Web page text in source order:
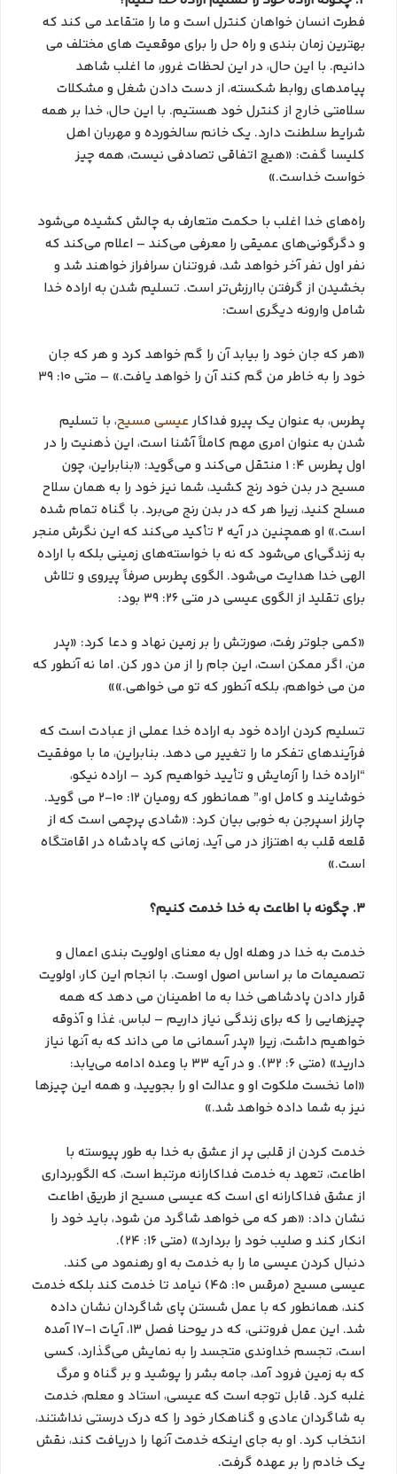
فطرت انسان خواهان کنترل است و ما را متقاعد می کند که
بهترین زمان بندی و راه حل را برای موقعیت های مختلف می
دانیم. با این حال، در این لحظات غرور، ما اغلب شاهد
پیامدهای روابط شکسته، از دست دادن شغل و مشکلات
سلامتی خارج از کنترل خود هستیم. با این حال، خدا بر همه
شرایط سلطنت دارد. یک خانم سالخورده و مهربان اهل
کلیسا گفت: «هیچ اتفاقی تصادفی نیست، همه چیز
خواست خداست.»
راه‌های خدا اغلب با حکمت متعارف به چالش کشیده می‌شود
و دگرگونی‌های عمیقی را معرفی می‌کند – اعلام می‌کند که
نفر اول نفر آخر خواهد شد، فروتنان سرافراز خواهند شد و
بخشیدن از گرفتن باارزش‌تر است. تسلیم شدن به اراده خدا
شامل وارونه دیگری است:
«هر که جان خود را بیابد آن را گم خواهد کرد و هر که جان
خود را به خاطر من گم کند آن را خواهد یافت.» – متی ۱۰: ۳۹
پطرس، به عنوان یک پیرو فداکارعیسی مسیح، با تسلیم
شدن به عنوان امری مهم کاملاً آشنا است، این ذهنیت را در
اول پطرس ۴: ۱ منتقل می‌کند و می‌گوید: «بنابراین، چون
مسیح در بدن خود رنج کشید، شما نیز خود را به همان سلاح
مسلح کنید، زیرا هر که در بدن رنج می‌برد. با گناه تمام شده
است.» او همچنین در آیه ۲ تأکید می‌کند که این نگرش منجر
به زندگی‌ای می‌شود که نه با خواسته‌های زمینی بلکه با اراده
الهی خدا هدایت می‌شود. الگوی پطرس صرفاً پیروی و تلاش
برای تقلید از الگوی عیسی در متی ۲۶: ۳۹ بود:
«کمی جلوتر رفت، صورتش را بر زمین نهاد و دعا کرد: «پدر
من، اگر ممکن است، این جام را از من دور کن. اما نه آنطور که
من می خواهم، بلکه آنطور که تو می خواهی.»»
تسلیم کردن اراده خود به اراده خدا عملی از عبادت است که
فرآیندهای تفکر ما را تغییر می دهد. بنابراین، ما با موفقیت
“اراده خدا را آزمایش و تأیید خواهیم کرد – اراده نیکو،
خوشایند و کامل او،” همانطور که رومیان ۱۲: ۱۰-۲ می گوید.
چارلز اسپرجن به خوبی بیان کرد: «شادی پرچمی است که از
قلعه قلب به اهتزاز در می آید، زمانی که پادشاه در اقامتگاه
است.»
۳. چگونه با اطاعت به خدا خدمت کنیم؟
خدمت به خدا در وهله اول به معنای اولویت بندی اعمال و
تصمیمات ما بر اساس اصول اوست. با انجام این کار، اولویت
قرار دادن پادشاهی خدا به ما اطمینان می دهد که همه
چیزهایی را که برای زندگی نیاز داریم – لباس، غذا و آذوقه
خواهیم داشت، زیرا «پدر آسمانی ما می داند که به آنها نیاز
دارید» (متی ۶: ۳۲). و در آیه ۳۳ با وعده ادامه می‌یابد:
«اما نخست ملکوت او و عدالت او را بجویید، و همه این چیزها
نیز به شما داده خواهد شد.»
خدمت کردن از قلبی پر از عشق به خدا به طور پیوسته با
اطاعت، تعهد به خدمت فداکارانه مرتبط است، که الگوبرداری
از عشق فداکارانه ای است که عیسی مسیح از طریق اطاعت
نشان داد: «هر که می خواهد شاگرد من شود، باید خود را
انکار کند و صلیب خود را بردارد» (متی ۱۶: ۲۴).
دنبال کردن عیسی ما را به خدمت به او رهنمود می کند.
عیسی مسیح (مرقس ۱۰: ۴۵) نیامد تا خدمت کند بلکه خدمت
کند، همانطور که با عمل شستن پای شاگردان نشان داده
شد. این عمل فروتنی، که در یوحنا فصل ۱۳، آیات ۱-۱۷ آمده
است، تجسم خداوندی متجسد را به نمایش می‌گذارد، کسی
که به زمین فرود آمد، جامه بشر را پوشید و بر گناه و مرگ
غلبه کرد. قابل توجه است که عیسی، استاد و معلم، خدمت
به شاگردان عادی و گناهکار خود را که درک درستی نداشتند،
انتخاب کرد. او به جای اینکه خدمت آنها را دریافت کند، نقش
یک خادم را بر عهده گرفت.